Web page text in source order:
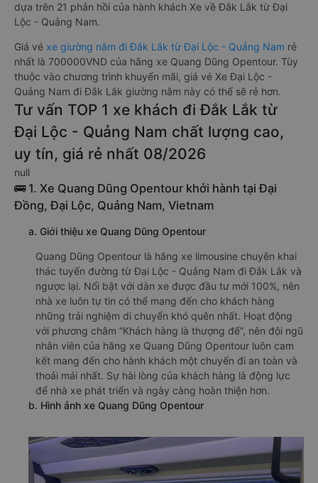
dựa trên 21 phản hồi của hành khách Xe về Đắk Lắk từ Đại
Lộc - Quảng Nam.
Giá vé xe giường nằm đi Đắk Lắk từ Đại Lộc - Quảng Nam rẻ
nhất là 700000VND của hãng xe Quang Dũng Opentour. Tùy
thuộc vào chương trình khuyến mãi, giá vé Xe Đại Lộc -
Quảng Nam đi Đắk Lắk giường nằm này có thể sẽ rẻ hơn.
Tư vấn TOP 1 xe khách đi Đắk Lắk từ
Đại Lộc - Quảng Nam chất lượng cao,
uy tín, giá rẻ nhất 08/2026
null
🚌 1. Xe Quang Dũng Opentour khởi hành tại Đại
Đồng, Đại Lộc, Quảng Nam, Vietnam
a. Giới thiệu xe Quang Dũng Opentour
Quang Dũng Opentour là hãng xe limousine chuyên khai
thác tuyến đường từ Đại Lộc - Quảng Nam đi Đắk Lắk và
ngược lại. Nổi bật với dàn xe được đầu tư mới 100%, nên
nhà xe luôn tự tin có thể mang đến cho khách hàng
những trải nghiệm di chuyển khó quên nhất. Hoạt động
với phương châm “Khách hàng là thượng đế”, nên đội ngũ
nhân viên của hãng xe Quang Dũng Opentour luôn cam
kết mang đến cho hành khách một chuyến đi an toàn và
thoải mái nhất. Sự hài lòng của khách hàng là động lực
để nhà xe phát triển và ngày càng hoàn thiện hơn.
b. Hình ảnh xe Quang Dũng Opentour